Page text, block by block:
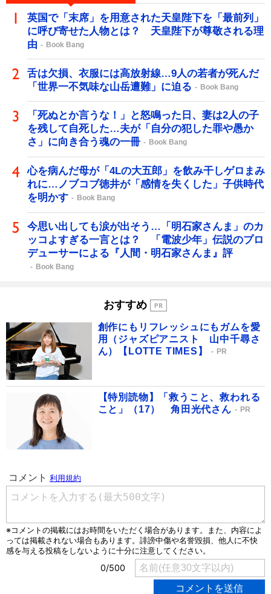
英国で「末席」を用意された天皇陛下を「最前列」
に呼び寄せた人物とは？ 天皇陛下が尊敬される理
由
Book Bang
舌は欠損、衣服には高放射線…9人の若者が死んだ
「世界一不気味な山岳遭難」に迫る
Book Bang
「死ぬとか言うな！」と怒鳴った日、妻は2人の子
を残して自死した…夫が「自分の犯した罪や愚か
さ」に向き合う魂の一冊
Book Bang
心を病んだ母が「4Lの大五郎」を飲み干しゲロまみ
れに…ノブコブ徳井が「感情を失くした」子供時代
を明かす
Book Bang
今思い出しても涙が出そう…「明石家さんま」のカ
ッコよすぎる一言とは？ 「電波少年」伝説のプロ
デューサーによる『人間・明石家さんま』評
Book Bang
おすすめ
創作にもリフレッシュにもガムを愛
用（ジャズピアニスト 山中千尋さ
ん）【LOTTE TIMES】
PR
【特別読物】「救うこと、救われる
こと」（17） 角田光代さん
PR